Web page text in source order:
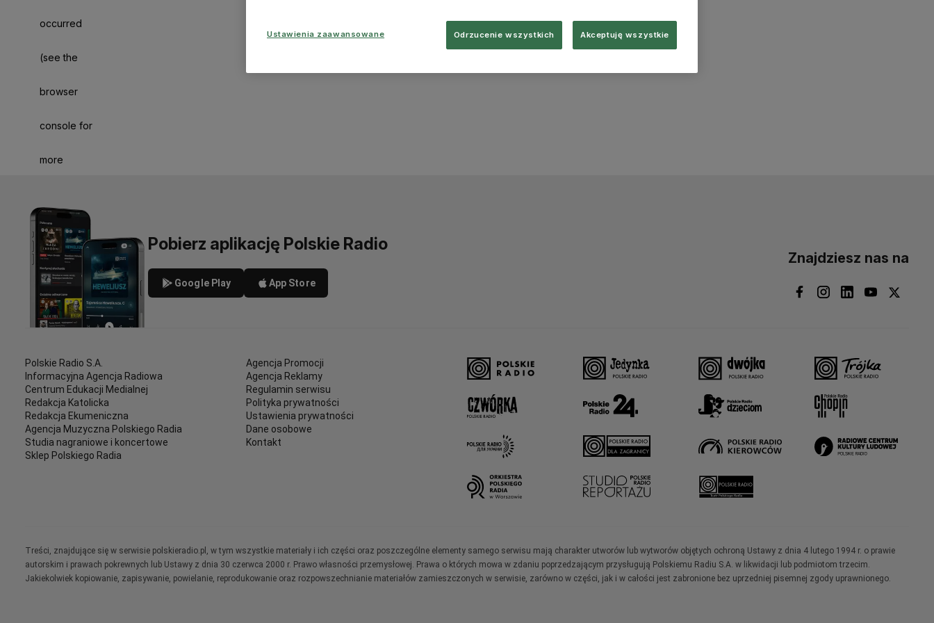
occurred
(see the
browser
console for
more
Pobierz aplikację Polskie Radio
Google Play App Store
Znajdziesz nas na
Polskie Radio S.A.
Informacyjna Agencja Radiowa
Centrum Edukacji Medialnej
Redakcja Katolicka
Redakcja Ekumeniczna
Agencja Muzyczna Polskiego Radia
Studia nagraniowe i koncertowe
Sklep Polskiego Radia
Agencja Promocji
Agencja Reklamy
Regulamin serwisu
Polityka prywatności
Ustawienia prywatności
Dane osobowe
Kontakt
Treści, znajdujące się w serwisie polskieradio.pl, w tym wszystkie materiały i ich części oraz poszczególne elementy samego serwisu mają charakter utworów lub wytworów objętych ochroną Ustawy z dnia 4 lutego 1994 r. o prawie
autorskim i prawach pokrewnych lub Ustawy z dnia 30 czerwca 2000 r. Prawo własności przemysłowej. Prawa o których mowa w zdaniu poprzedzającym przysługują Polskiemu Radiu S.A. w likwidacji lub podmiotom trzecim.
Jakiekolwiek kopiowanie, zapisywanie, powielanie, reprodukowanie oraz rozpowszechnianie materiałów zamieszczonych w serwisie, zarówno w części, jak i w całości jest zabronione bez uprzedniej pisemnej zgody uprawnionego.
Ustawienia zaawansowane Odrzucenie wszystkich Akceptuję wszystkie